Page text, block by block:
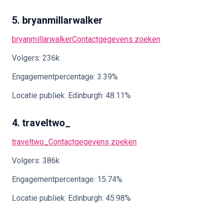
5. bryanmillarwalker
bryanmillarwalkerContactgegevens zoeken
Volgers: 236k
Engagementpercentage: 3.39%
Locatie publiek: Edinburgh: 48.11%
4. traveltwo_
traveltwo_ Contactgegevens zoeken
Volgers: 386k
Engagementpercentage: 15.74%
Locatie publiek: Edinburgh: 45.98%